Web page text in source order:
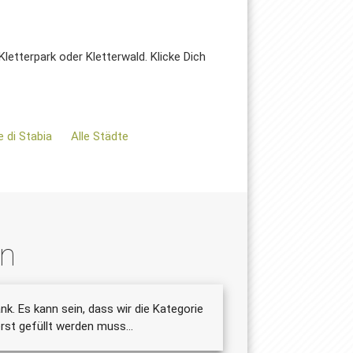
oder Kletterwald. Klicke Dich
di Stabia Alle Städte
Es kann sein, dass wir die Kategorie
gefüllt werden muss...